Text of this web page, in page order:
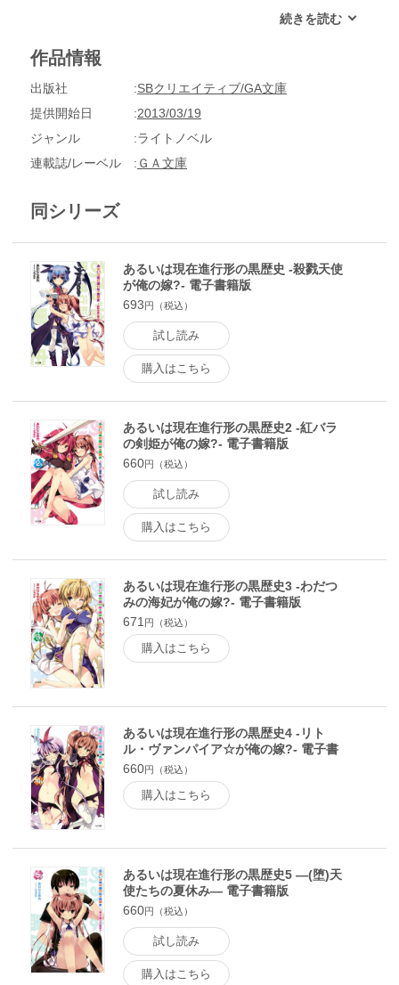
いるのは吉岡楓子。不本意ながら俺、吉岡英二の妹だ。「アイ
ば美少女で通る可憐な容姿を持ちながら、なんで頭の中はこん
ラが、こともあろうに現実化して目の前に……!?黒衣をまとっ
た殺戮の天使が無表情のまま俺に告げる。「英二、わたしと
るんだよ！」「……殺戮の天使だから」もう誰か助けてくれえ
ええええ！どことなくズレている美少女天使達と、根本から頭
承ください。
作品情報
出版社
SBクリエイティブ/GA文庫
提供開始日
2013/03/19
ジャンル
ライトノベル
連載誌/レーベル
ＧＡ文庫
同シリーズ
あるいは現在進行形の黒歴史 -殺戮天使
が俺の嫁?- 電子書籍版
693円（税込）
試し読み
購入はこちら
あるいは現在進行形の黒歴史2 -紅バラ
の剣姫が俺の嫁?- 電子書籍版
660円（税込）
試し読み
購入はこちら
あるいは現在進行形の黒歴史3 -わだつ
みの海妃が俺の嫁?- 電子書籍版
671 円（税込）
購入はこちら
あるいは現在進行形の黒歴史4 -リト
ル・ヴァンパイア☆が俺の嫁?- 電子書
籍版
660円（税込）
購入はこちら
あるいは現在進行形の黒歴史5 ―(堕)天
使たちの夏休み― 電子書籍版
660円（税込）
試し読み
購入はこちら